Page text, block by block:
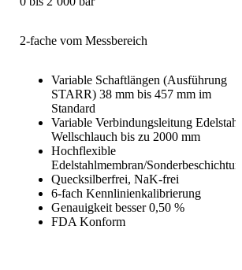
2-fache vom Messbereich
Variable Schaftlängen (Ausführung
STARR) 38 mm bis 457 mm im
Standard
Variable Verbindungsleitung
Wellschlauch bis zu 2000 mm
Hochflexible
Edelstahlmembran/
Quecksilberfrei, NaK-frei
6-fach Kennlinienkalibrierung
Genauigkeit besser 0,50 %
FDA Konform